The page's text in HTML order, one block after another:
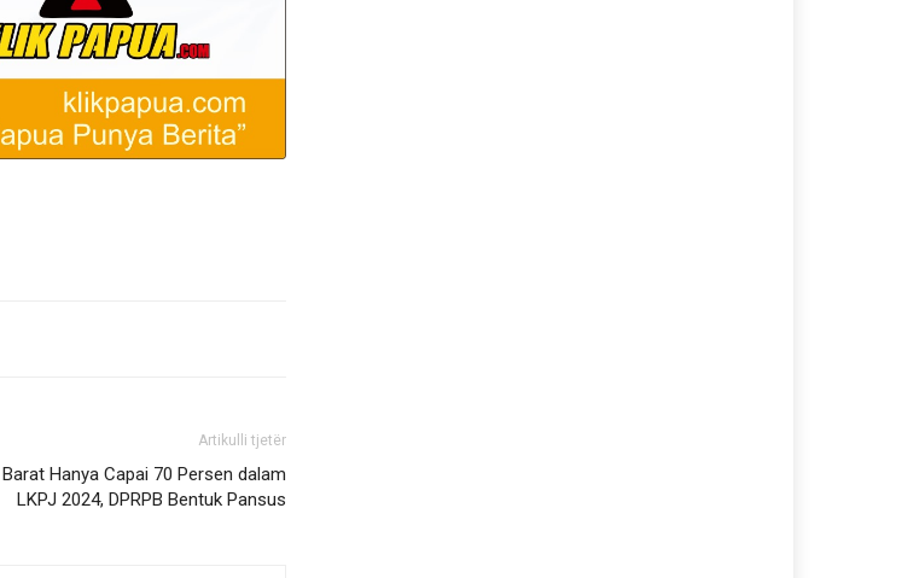
Artikulli tjetër
Hanya Capai 70 Persen dalam
LKPJ 2024, DPRPB Bentuk Pansus